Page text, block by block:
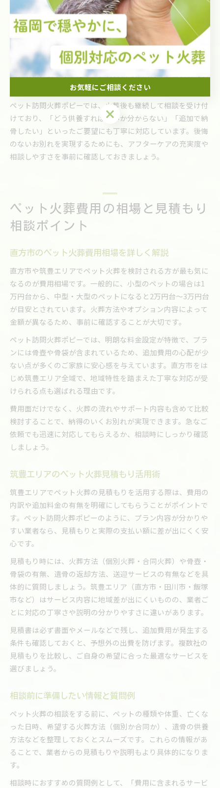
ペット火葬後のフォロー体制もチェック
ペット火葬後のフォロー体制は、特に精神的なケアや遺骨の
供養方法に不安があるご家族にとって大切なポイントです。
福岡県直方市や筑豊エリアの業者の中には、火葬後の納骨や
永代供養、メモリアルサービスの相談に応じているところも
ペット訪問火葬ポピーでは、火葬後も継続して相談を受け付
けており、「どう供養すればよいか分からない」「追加で納
骨したい」といったご要望にも丁寧に対応しています。後悔
のないお別れを実現するためにも、アフターケアの充実度や
相談しやすさを事前に確認しておきましょう。
ペット火葬費用の相場と見積もり
相談ポイント
直方市のペット火葬費用相場を詳しく解説
直方市や筑豊エリアでペット火葬を検討される方が最も気に
なるのが費用相場です。一般的に、小型のペットの場合は1
万円台から、中型・大型のペットになると2万円台〜3万円台
が目安とされています。火葬方法やオプション内容によって
金額が異なるため、事前に確認することが大切です。
ペット訪問火葬ポピーでは、明朗な料金設定が特徴で、プラ
ンには骨壺や骨袋が含まれているため、追加費用の心配が少
ない点が多くのご家族に安心感を与えています。直方市をは
じめ筑豊エリア全域で、地域特性を踏まえた丁寧な対応が受
けられる点も選ばれる理由です。
費用面だけでなく、火葬の流れやサポート内容も含めて比較
検討することで、納得のいくお別れが実現できます。急なご
依頼でも迅速に対応してもらえるか、相談時にしっかり確認
しましょう。
筑豊エリアのペット火葬見積もり活用術
筑豊エリアでペット火葬の見積もりを活用する際は、費用の
内訳や追加料金の有無を明確にしてもらうことがポイントで
す。ペット訪問火葬ポピーのように、プラン内容が分かりや
すい業者なら、見積もりと実際の支払い額に差が出にくく安
心です。
見積もり時には、火葬方法（個別火葬・合同火葬）や骨壺・
骨袋の有無、遺骨の返却方法、送迎サービスの有無などを具
体的に質問しましょう。筑豊エリア（直方市・田川市・飯塚
市など）はサービス内容に地域差が出にくいものの、業者ご
とに対応の丁寧さや説明の分かりやすさに違いがあります。
見積書は必ず書面やメールなどで残し、追加費用が発生する
条件も確認しておくと、予想外の出費を防げます。複数社の
見積もりを比較し、ご自身の希望に合った最適なサービスを
選びましょう。
相談前に準備したい情報と質問例
ペット火葬の相談をする前に、ペットの種類や体重、亡くな
った日時、希望する火葬方法（個別か合同か）、遺骨の供養
方法などを整理しておくとスムーズです。これらの情報があ
ることで、業者からの見積もりや説明もより具体的になりま
す。
相談時におすすめの質問例として、「費用に含まれるサービ
お気軽にご相談ください
お気軽にご相談ください